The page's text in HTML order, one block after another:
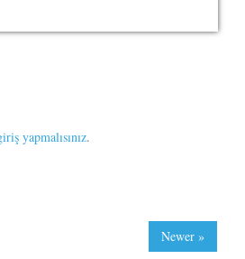
yapmalısınız.
Newer »